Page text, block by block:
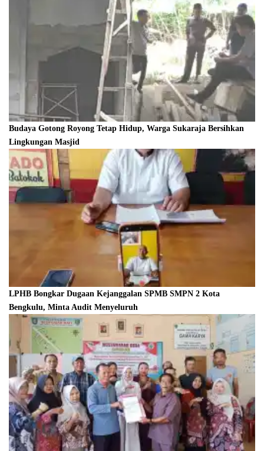
Budaya Gotong Royong Tetap Hidup, Warga Sukaraja Bersihkan
Lingkungan Masjid
LPHB Bongkar Dugaan Kejanggalan SPMB SMPN 2 Kota
Bengkulu, Minta Audit Menyeluruh